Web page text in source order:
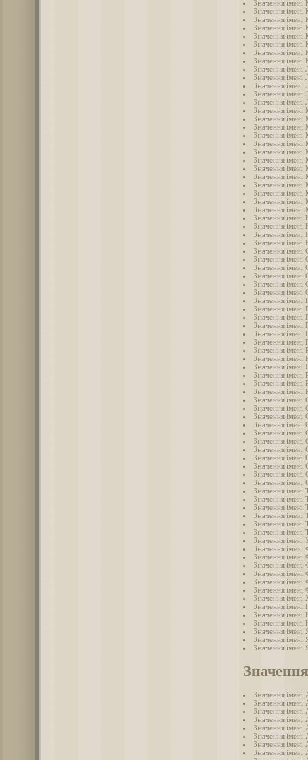
Значення імені
Значення імені
Значення імені
Значення імені
Значення імені
Значення імені
Значення імені
Значення імені
Значення імені
Значення імені
Значення імені
Значення імені
Значення імені
Значення імені
Значення імені
Значення імені
Значення імені
Значення імені
Значення імені
Значення імені
Значення
Значення
Значення імені
Значення імені
Значення імені
Значення імені
Значення імені
Значення імені
Значення імені
Значення імені
Значення імені
Значення імені
Значення імені
Значення імені
Значення імені
Значення імені
Значення імені
Значення імені
Значення імені
Значення імені
Значення імені
Значення імені
Значення імені
Значення імені
Значення імені
Значення імені
Значення імені
Значення імені
Значення імені
Значення імені
Значення імені
Значення імені
Значення імені
Значення імені
Значення імені
Значення імені
Значення імені
Значення імені
Значення імені
Значення імені
Значення імені
Значення імені
Значення імені
Значення імені
Значення імені
Значення імені
Значення імені
Значення імені
Значення імені
Значення імені
Значення імені
Значення імені
Значення імені
Значення імені
Значення імені
Значення
Значення імені
Значення імені
Значення імені
Значення імені
Значення імені
Значення імені
Значення імені
Значення імені
Значення імені
Значення імені
Значення імені